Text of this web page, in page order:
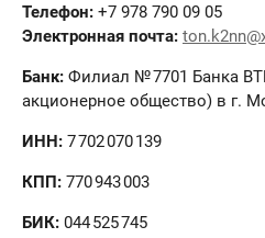
Телефон: +7 978 790 09 05
Электронная почта:
Банк: Филиал № 7701 Банка
акционерное общество) в г.
ИНН: 7 702 070 139
КПП: 770 943 003
БИК: 044 525 745